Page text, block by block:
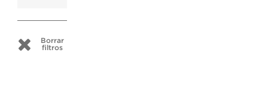
Borrar
filtros